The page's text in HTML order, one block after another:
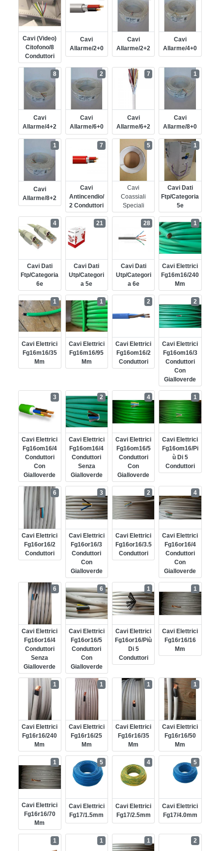
Cavi (video)
Citofono/8
Conduttori
Cavi
Allarme/2+0
Cavi
Allarme/2+2
Cavi
Allarme/4+0
Cavi
Allarme/4+2
8
Cavi
Allarme/6+0
2
Cavi
Allarme/6+2
7
Cavi
Allarme/8+0
1
Cavi
Allarme/8+2
1
Cavi
Antincendio/
2 Conduttori
7
Cavi
Coassiali
Speciali
5
Cavi Dati
Ftp/categoria
5e
1
Cavi Dati
Ftp/categoria
6e
4
Cavi Dati
Utp/categori
A 5e
21
Cavi Dati
Utp/categori
A 6e
28
Cavi Elettrici
Fg16m16/240
Mm
1
Cavi Elettrici
Fg16m16/35
Mm
1
Cavi Elettrici
Fg16m16/95
Mm
1
Cavi Elettrici
Fg16om16/2
Conduttori
2
Cavi Elettrici
Fg16om16/3
Conduttori
Con
Gialloverde
2
Cavi Elettrici
Fg16om16/4
Conduttori
Con
Gialloverde
3
Cavi Elettrici
Fg16om16/4
Conduttori
Senza
Gialloverde
2
Cavi Elettrici
Fg16om16/5
Conduttori
Con
Gialloverde
4
Cavi Elettrici
Fg16om16/pi
Ù Di 5
Conduttori
1
Cavi Elettrici
Fg16or16/2
Conduttori
6
Cavi Elettrici
Fg16or16/3
Conduttori
Con
Gialloverde
3
Cavi Elettrici
Fg16or16/3.5
Conduttori
2
Cavi Elettrici
Fg16or16/4
Conduttori
Con
Gialloverde
4
Cavi Elettrici
Fg16or16/4
Conduttori
Senza
Gialloverde
6
Cavi Elettrici
Fg16or16/5
Conduttori
Con
Gialloverde
6
Cavi Elettrici
Fg16or16/più
Di 5
Conduttori
1
Cavi Elettrici
Fg16r16/16
Mm
1
Cavi Elettrici
Fg16r16/240
Mm
1
Cavi Elettrici
Fg16r16/25
Mm
1
Cavi Elettrici
Fg16r16/35
Mm
1
Cavi Elettrici
Fg16r16/50
Mm
1
Cavi Elettrici
Fg16r16/70
Mm
1
Cavi Elettrici
Fg17/1.5mm
5
Cavi Elettrici
Fg17/2.5mm
4
Cavi Elettrici
Fg17/4.0mm
5
1 1 1 2